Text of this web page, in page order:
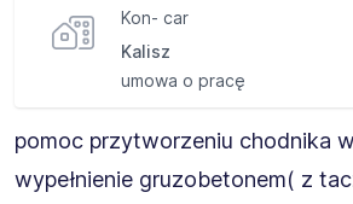
Kon- car
Kalisz
umowa o pracę
pomoc przytworzeniu chodnika
wypełnienie gruzobetonem( z